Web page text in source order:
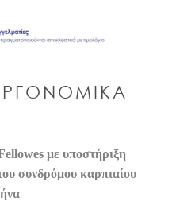
με υποστήριξη
συνδρόμου καρπιαίου